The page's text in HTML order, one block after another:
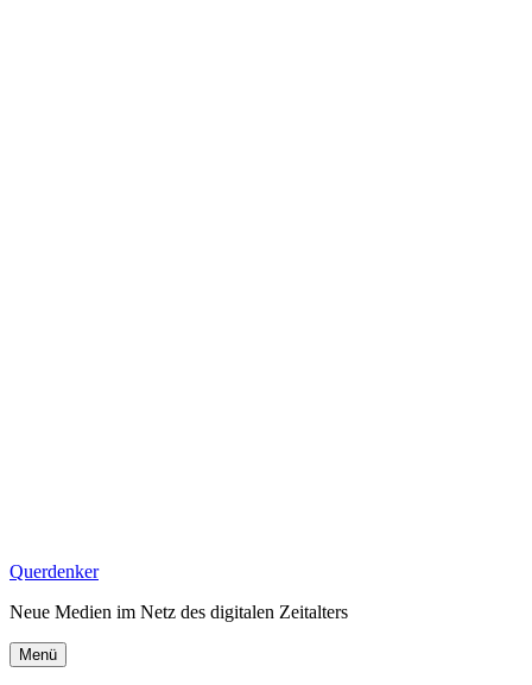
Zum
springen
Querdenker
Neue Medien im Netz des digitalen Zeitalters
Menü